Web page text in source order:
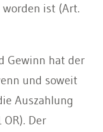
ist (Art.
Gewinn hat der
und soweit
Auszahlung
Der